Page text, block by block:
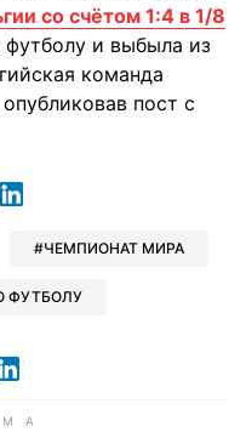
со счётом 1:4 в 1/8
футболу и выбыла из
команда
пост с
в Facebook
в Xв Viber
в Whatsapp
в Messenger
отправить в LinkedIn
ЧЕМПИОНАТ МИРА
ФУТБОЛУ
Facebook
в X в Google news
в Viber
Читайте в LinkedIn